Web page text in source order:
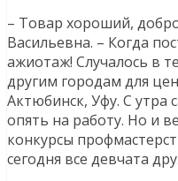
– Товар хороший,
Васильевна. – Когда
ажиотаж! Случалось в
другим городам для
Актюбинск, Уфу. С утра
опять на работу. Но и
конкурсы
сегодня все девчата